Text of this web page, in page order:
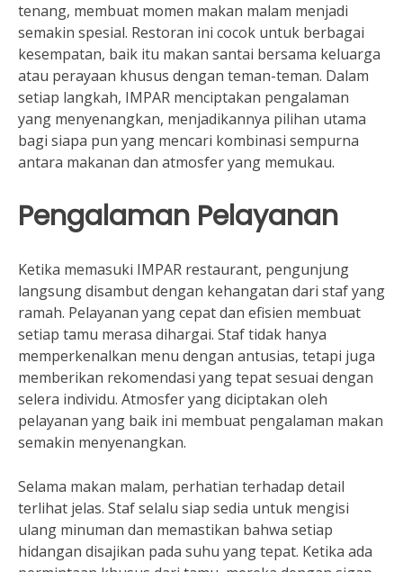
tenang, membuat momen makan malam menjadi
semakin spesial. Restoran ini cocok untuk berbagai
kesempatan, baik itu makan santai bersama keluarga
atau perayaan khusus dengan teman-teman. Dalam
setiap langkah, IMPAR menciptakan pengalaman
yang menyenangkan, menjadikannya pilihan utama
bagi siapa pun yang mencari kombinasi sempurna
antara makanan dan atmosfer yang memukau.
Pengalaman Pelayanan
Ketika memasuki IMPAR restaurant, pengunjung
langsung disambut dengan kehangatan dari staf yang
ramah. Pelayanan yang cepat dan efisien membuat
setiap tamu merasa dihargai. Staf tidak hanya
memperkenalkan menu dengan antusias, tetapi juga
memberikan rekomendasi yang tepat sesuai dengan
selera individu. Atmosfer yang diciptakan oleh
pelayanan yang baik ini membuat pengalaman makan
semakin menyenangkan.
Selama makan malam, perhatian terhadap detail
terlihat jelas. Staf selalu siap sedia untuk mengisi
ulang minuman dan memastikan bahwa setiap
hidangan disajikan pada suhu yang tepat. Ketika ada